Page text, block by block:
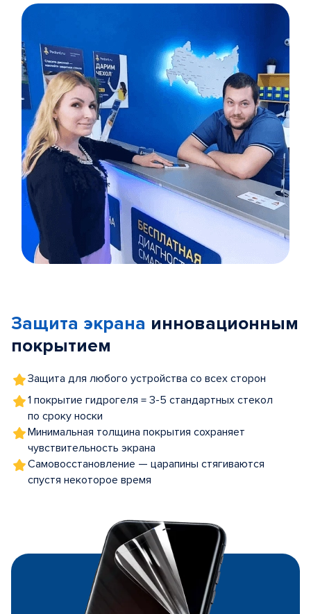
5
Защита экрана инновационным
покрытием
Защита для любого устройства со всех сторон
1 покрытие гидрогеля = 3-5 стандартных стекол
по сроку носки
Минимальная толщина покрытия сохраняет
чувствительность экрана
Самовосстановление — царапины стягиваются
спустя некоторое время